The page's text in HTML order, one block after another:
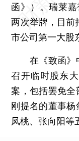
函》）。瑞莱
两次举牌，目前
市公司第一大股
在《致函》中
召开临时股东
案，包括罢免
刚提名的董事
凤桃、张向阳等